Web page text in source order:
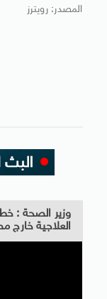
المصدر: رويترز
وزير الصحة :
العلاجية خارج